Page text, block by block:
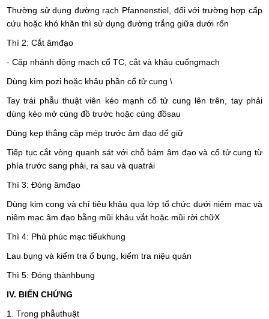
Thường sử dụng đường rạch Pfannenstiel, đối với trường hợp cấp
cứu hoặc khó khăn thì sử dụng đường trắng giữa dưới rốn
Thì 2: Cắt âmđạo
- Cặp nhánh động mạch cổ TC, cắt và khâu cuốngmạch
Dùng kìm pozi hoặc khâu phần cổ tử cung \
Tay trái phẫu thuật viên kéo mạnh cổ tử cung lên trên, tay phải
dùng kéo mở cùng đồ trước hoặc cùng đồsau
Dùng kẹp thẳng cặp mép trước âm đạo để giữ
Tiếp tục cắt vòng quanh sát với chỗ bám âm đạo và cổ tử cung từ
phía trước sang phải, ra sau và quatrái
Thì 3: Đóng âmđạo
Dùng kim cong và chỉ tiêu khâu qua lớp tổ chức dưới niêm mạc và
niêm mạc âm đạo bằng mũi khâu vắt hoặc mũi rời chữX
Thì 4: Phủ phúc mạc tiểukhung
Lau bụng và kiểm tra ổ bụng, kiểm tra niệu quản
Thì 5: Đóng thànhbụng
IV. BIẾN CHỨNG
1.
Trong phẫuthuật